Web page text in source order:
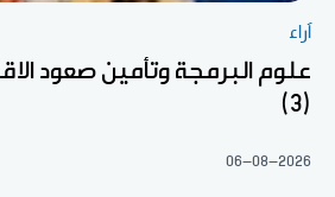
آراء
علوم البرمجة وتأمين صعود
(3)
06-08-2026